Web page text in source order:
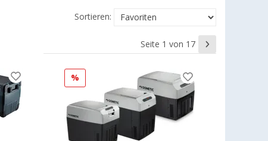
Sortieren:
Seite 1 von 17
%